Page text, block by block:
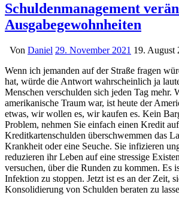
Schuldenmanagement
Ausgabegewohnheiten
Von Daniel 29. November 2021 19. August
Wenn ich jemanden auf der Straße fragen
hat, würde die Antwort wahrscheinlich ja
Menschen verschulden sich jeden Tag mehr.
amerikanische Traum war, ist heute der
etwas, wir wollen es, wir kaufen es. Kein
Problem, nehmen Sie einfach einen Kredit
Kreditkartenschulden überschwemmen das
Krankheit oder eine Seuche. Sie infizieren
reduzieren ihr Leben auf eine stressige
versuchen, über die Runden zu kommen. Es
Infektion zu stoppen. Jetzt ist es an der Zeit,
Konsolidierung von Schulden beraten zu